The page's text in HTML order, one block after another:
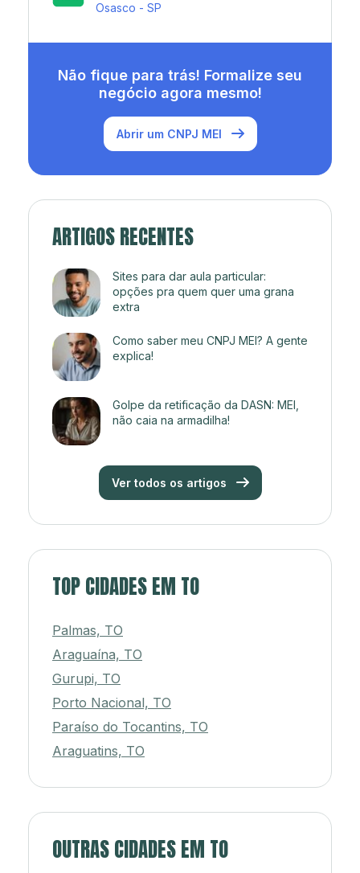
Rio de Janeiro - RJ
Não fique para trás! Formalize seu
negócio agora mesmo!
Abrir um CNPJ MEI
ARTIGOS RECENTES
Sites para dar aula particular:
opções pra quem quer uma grana
extra
Como saber meu CNPJ MEI? A gente
explica!
Golpe da retificação da DASN: MEI,
não caia na armadilha!
Ver todos os artigos
TOP CIDADES EM TO
Palmas, TO
Araguaína, TO
Gurupi, TO
Porto Nacional, TO
Paraíso do Tocantins, TO
Araguatins, TO
OUTRAS CIDADES EM TO